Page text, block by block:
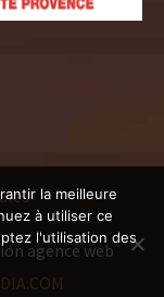
agence web
la meilleure
à utiliser ce
l'utilisation des